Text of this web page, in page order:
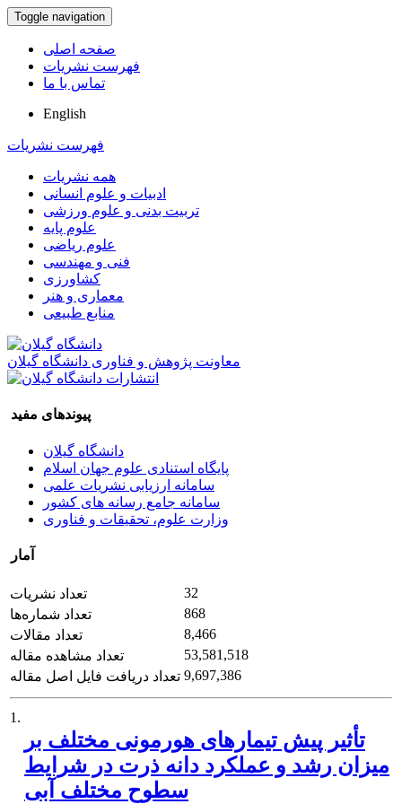
Toggle navigation
صفحه اصلی
فهرست نشریات
تماس با ما
English
فهرست نشریات
همه نشریات
ادبیات و علوم انسانی
تربیت بدنی و علوم ورزشی
علوم پایه
علوم ریاضی
فنی و مهندسی
کشاورزی
معماری و هنر
منابع طبیعی
معاونت پژوهش و فناوری دانشگاه گیلان
پیوندهای مفید
دانشگاه گیلان
پایگاه استنادی علوم جهان اسلام
سامانه ارزیابی نشریات علمی
سامانه جامع رسانه های کشور
وزارت علوم، تحقیقات و فناوری
آمار
تعداد نشریات
32
تعداد شماره‌ها
868
تعداد مقالات
8,466
تعداد مشاهده مقاله
53,581,518
تعداد دریافت فایل اصل مقاله 9,697,386
1.
تأثیر پیش تیمارهای هورمونی مختلف بر
میزان رشد و عملکرد دانه ذرت در شرایط
سطوح مختلف آبی